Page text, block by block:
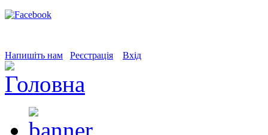
Напишіть нам Реєстрація Вхід